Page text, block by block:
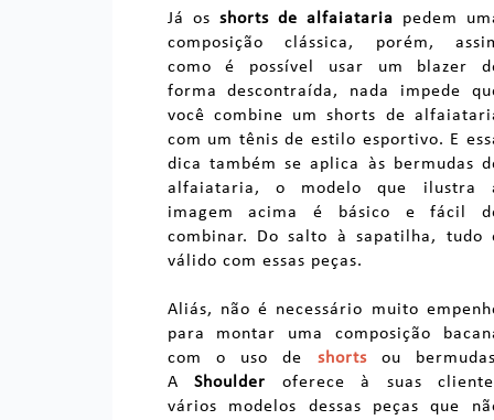
Já os shorts de alfaiataria pedem
composição clássica, porém,
como é possível usar um blazer
forma descontraída, nada impede
você combine um shorts de
com um tênis de estilo esportivo. E
dica também se aplica às bermudas
alfaiataria, o modelo que ilustra
imagem acima é básico e fácil
combinar. Do salto à sapatilha, tudo
válido com essas peças.
Aliás, não é necessário muito
para montar uma composição
com o uso de shortsou
AShoulder oferece à suas
vários modelos dessas peças que